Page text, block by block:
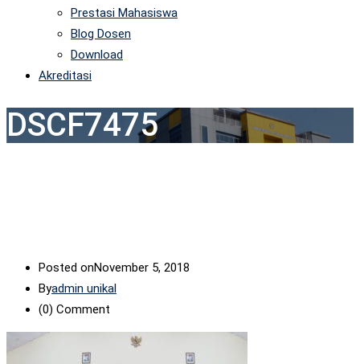
Prestasi Mahasiswa
Blog Dosen
Download
Akreditasi
DSCF7475
Posted onNovember 5, 2018
Byadmin unikal
(0) Comment